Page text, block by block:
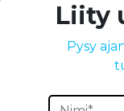
Liity
Pysy